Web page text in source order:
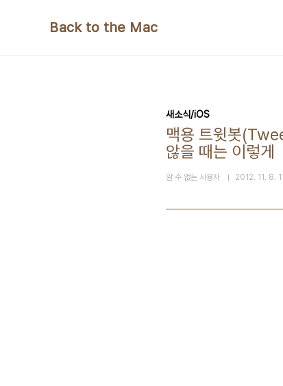
Back to the Mac
새소식/iOS
맥용 트윗봇
않을 때는 이렇게
알 수 없는 사용자 2012. 11. 8.